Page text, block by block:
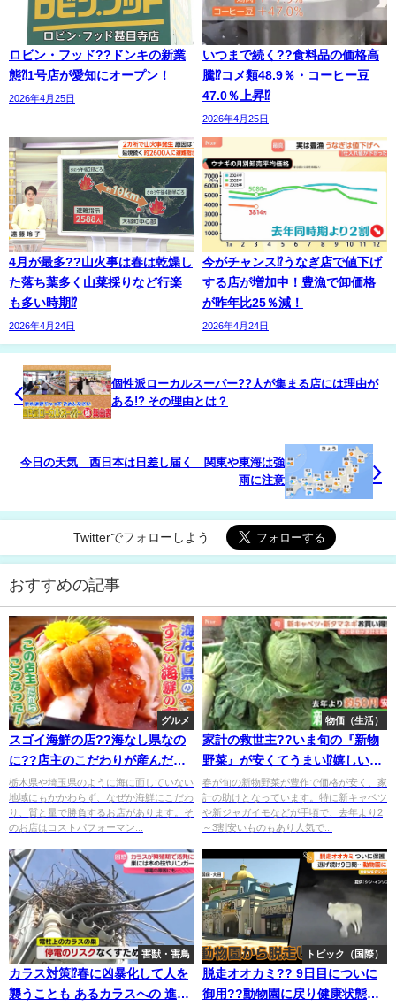
ロビン・フッド??ドンキの新業
態⁈1号店が愛知にオープン！
2026年4月25日
いつまで続く??食料品の価格高
騰⁉コメ類48.9％・コーヒー豆
47.0％上昇⁉
2026年4月25日
4月が最多??山火事は春は乾燥し
た落ち葉多く山菜採りなど行楽
も多い時期⁉
2026年4月24日
今がチャンス⁉うなぎ店で値下げ
する店が増加中！豊漁で卸価格
が昨年比25％減！
2026年4月24日
個性派ローカルスーパー??人が集まる店には理由が
ある!? その理由とは？
今日の天気 西日本は日差し届く 関東や東海は強
雨に注意
Twitterでフォローしよう
おすすめの記事
グルメ
スゴイ海鮮の店??海なし県なの
に??店主のこだわりが産んだ
『この店主だからこうなっ
た』??
栃木県や埼玉県のように海に面していない
地域にもかかわらず、なぜか海鮮にこだわ
り、質と量で勝負するお店があります。そ
のお店はコストパフォーマン...
物価（生活）
家計の救世主??いま旬の『新物
野菜』が安くてうまい⁉嬉しいお
手頃大特価！
春が旬の新物野菜が豊作で価格が安く、家
計の助けとなっています。特に新キャベツ
や新ジャガイモなどが手頃で、去年より2
～3割安いものもあり人気で...
害獣・害鳥
カラス対策⁉春に凶暴化して人を
襲うことも あるカラスへの 進化
トピック（国際）
脱走オオカミ?? 9日目についに
御用??動物園に戻り健康状態は